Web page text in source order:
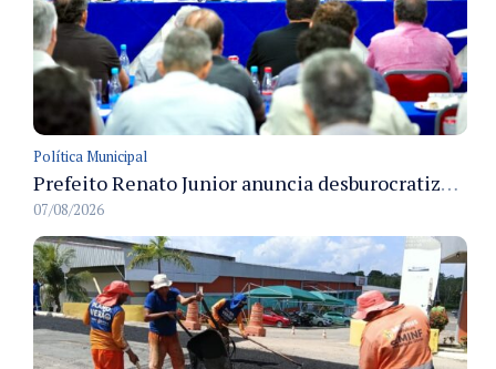
Política Municipal
Prefeito Renato Junior anuncia desburocratização e revitalização do centro de Manaus em reunião com empresários
07/08/2026